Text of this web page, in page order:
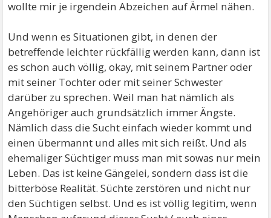
wollte mir je irgendein Abzeichen auf Ärmel nähen.
Und wenn es Situationen gibt, in denen der
betreffende leichter rückfällig werden kann, dann ist
es schon auch völlig, okay, mit seinem Partner oder
mit seiner Tochter oder mit seiner Schwester
darüber zu sprechen. Weil man hat nämlich als
Angehöriger auch grundsätzlich immer Ängste.
Nämlich dass die Sucht einfach wieder kommt und
einen übermannt und alles mit sich reißt. Und als
ehemaliger Süchtiger muss man mit sowas nur mein
Leben. Das ist keine Gängelei, sondern dass ist die
bitterböse Realität. Süchte zerstören und nicht nur
den Süchtigen selbst. Und es ist völlig legitim, wenn